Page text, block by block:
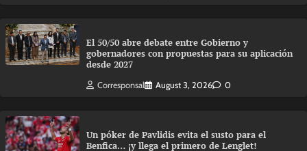
El 50/50 abre debate entre Gobierno y
gobernadores con propuestas para su aplicación
desde 2027
Corresponsal August 3, 2026 0
Un póker de Pavlidis evita el susto para el
Benfica… ¡y llega el primero de Lenglet!